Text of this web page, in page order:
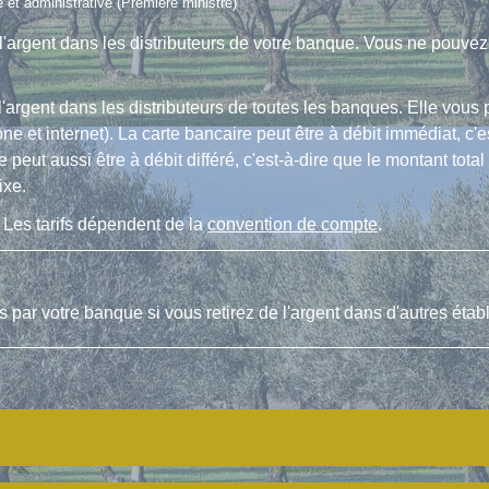
dans les distributeurs de votre banque. Vous ne
dans les distributeurs de toutes les banques. Elle vous
et internet). La carte bancaire peut être à débit immédiat,
peut aussi être à débit différé, c'est-à-dire que le montant
tarifs dépendent de laconvention de compte.
par votre banque si vous retirez de l'argent dans d'autres